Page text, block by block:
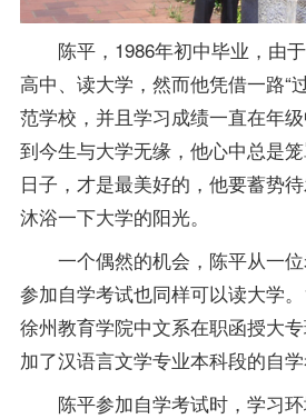
陈平，1986年初中毕业，由于
高中、读大学，然而他凭借一路“
范学校，并且学习成绩一直在年
到今生与大学无缘，他心中总是
日子，才是最美好的，他要蓄势
沐浴一下大学的阳光。
一个偶然的机会，陈平从一位
参加自学考试也同样可以读大学
徐州教育学院中文系在职函授大
加了汉语言文学专业本科段的自学
陈平参加自学考试时，学习环